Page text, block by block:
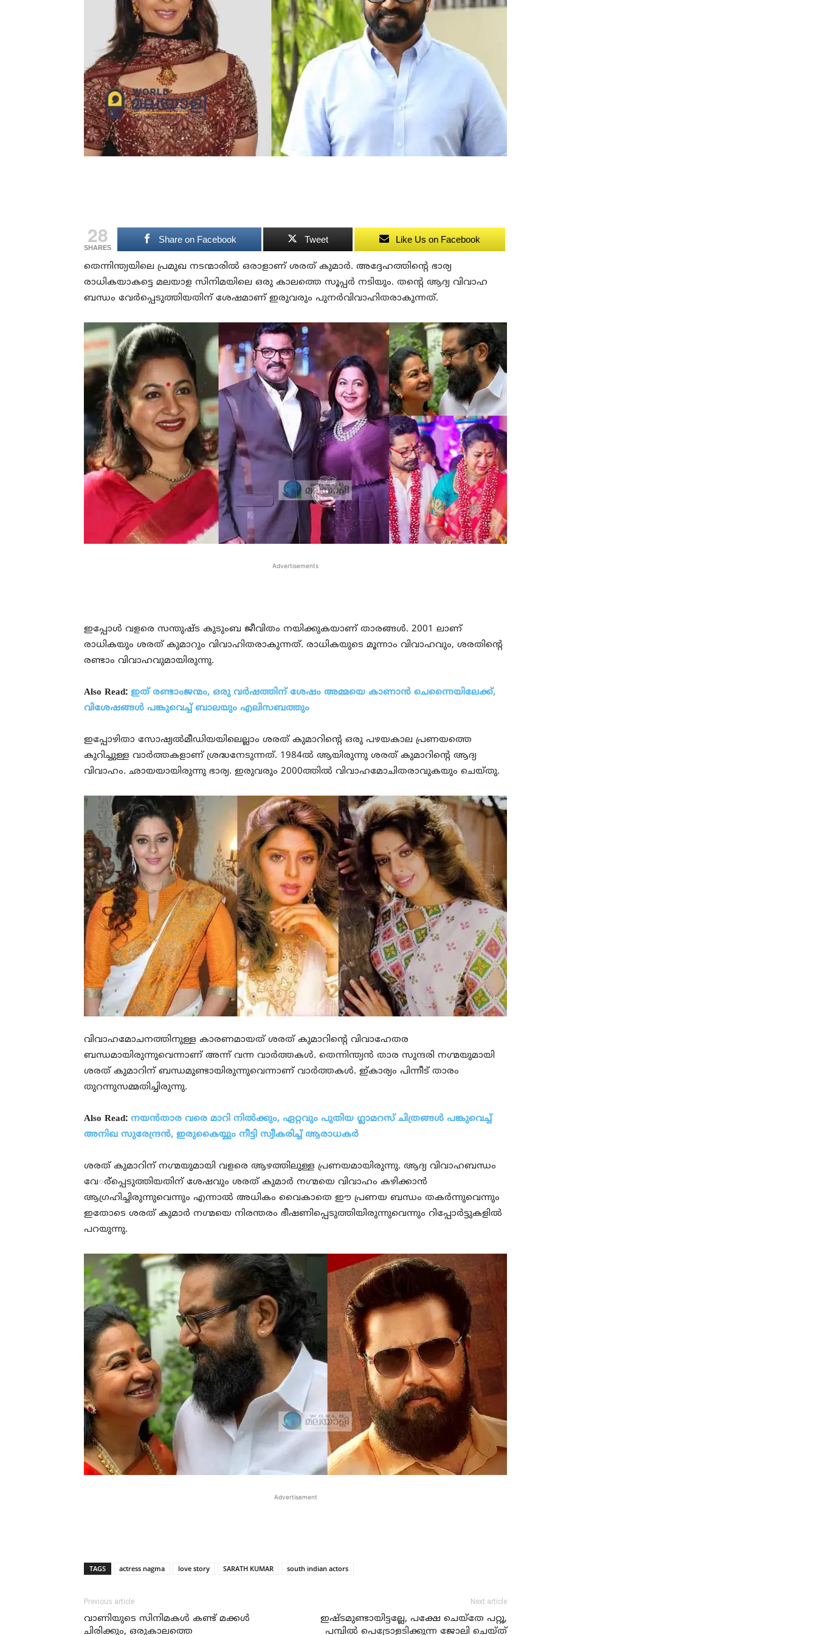
28
SHARES
Share on Facebook Tweet Like Us on Facebook
തെന്നിന്ത്യയിലെ പ്രമുഖ നടന്മാരില്‍ ഒരാളാണ് ശരത് കുമാര്‍. അദ്ദേഹത്തിന്റെ ഭാര്യ
രാധികയാകട്ടെ മലയാള സിനിമയിലെ ഒരു കാലത്തെ സൂപ്പര്‍ നടിയും. തന്റെ ആദ്യ വിവാഹ
ബന്ധം വേര്‍പ്പെടുത്തിയതിന് ശേഷമാണ് ഇരുവരും പുനര്‍വിവാഹിതരാകുന്നത്.
Advertisements
ഇപ്പോള്‍ വളരെ സന്തുഷ്ട കുടുംബ ജീവിതം നയിക്കുകയാണ് താരങ്ങള്‍. 2001 ലാണ്
രാധികയും ശരത് കുമാറും വിവാഹിതരാകുന്നത്. രാധികയുടെ മൂന്നാം വിവാഹവും, ശരതിന്റെ
രണ്ടാം വിവാഹവുമായിരുന്നു.
Also Read: ഇത് രണ്ടാംജന്മം, ഒരു വര്‍ഷത്തിന് ശേഷം അമ്മയെ കാണാന്‍ ചെന്നൈയിലേക്ക്,
വിശേഷങ്ങള്‍ പങ്കുവെച്ച് ബാലയും എലിസബത്തും
ഇപ്പോഴിതാ സോഷ്യല്‍മീഡിയയിലെല്ലാം ശരത് കുമാറിന്റെ ഒരു പഴയകാല പ്രണയത്തെ
കുറിച്ചുള്ള വാര്‍ത്തകളാണ് ശ്രദ്ധനേടുന്നത്. 1984ല്‍ ആയിരുന്നു ശരത് കുമാറിന്റെ ആദ്യ
വിവാഹം. ഛായയായിരുന്നു ഭാര്യ. ഇരുവരും 2000ത്തില്‍ വിവാഹമോചിതരാവുകയും ചെയ്തു.
വിവാഹമോചനത്തിനുള്ള കാരണമായത് ശരത് കുമാറിന്റെ വിവാഹേതര
ബന്ധമായിരുന്നുവെന്നാണ് അന്ന് വന്ന വാര്‍ത്തകള്‍. തെന്നിന്ത്യന്‍ താര സുന്ദരി നഗ്മയുമായി
ശരത് കുമാറിന് ബന്ധമുണ്ടായിരുന്നുവെന്നാണ് വാര്‍ത്തകള്‍. ഇ്കാര്യം പിന്നീട് താരം
തുറന്നുസമ്മതിച്ചിരുന്നു.
Also Read: നയന്‍താര വരെ മാറി നില്‍ക്കും, ഏറ്റവും പുതിയ ഗ്ലാമറസ് ചിത്രങ്ങള്‍ പങ്കുവെച്ച്
അനിഖ സുരേന്ദ്രന്‍, ഇരുകൈയ്യും നീട്ടി സ്വീകരിച്ച് ആരാധകര്‍
ശരത് കുമാറിന് നഗ്മയുമായി വളരെ ആഴത്തിലുള്ള പ്രണയമായിരുന്നു. ആദ്യ വിവാഹബന്ധം
വേര്‍്‌പ്പെടുത്തിയതിന് ശേഷവും ശരത് കുമാര്‍ നഗ്മയെ വിവാഹം കഴിക്കാന്‍
ആഗ്രഹിച്ചിരുന്നുവെന്നും എന്നാല്‍ അധികം വൈകാതെ ഈ പ്രണയ ബന്ധം തകര്‍ന്നുവെന്നും
ഇതോടെ ശരത് കുമാര്‍ നഗ്മയെ നിരന്തരം ഭീഷണിപ്പെടുത്തിയിരുന്നുവെന്നും റിപ്പോര്‍ട്ടുകളില്‍
പറയുന്നു.
Advertisement
TAGS actress nagma love story SARATH KUMAR south indian actors
Previous article
വാണിയുടെ സിനിമകള്‍ കണ്ട് മക്കള്‍
ചിരിക്കും, ഒരുകാലത്തെ
Next article
ഇഷ്ടമുണ്ടായിട്ടല്ലേ, പക്ഷേ ചെയ്‌തേ പറ്റൂ,
പമ്പില്‍ പെട്രോളടിക്കുന്ന ജോലി ചെയ്ത്